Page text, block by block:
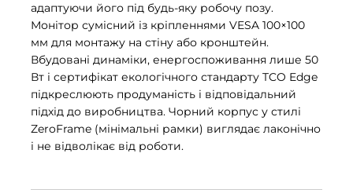
адаптуючи його під будь-яку робочу позу.
Монітор сумісний із кріпленнями VESA 100×100
мм для монтажу на стіну або кронштейн.
Вбудовані динаміки, енергоспоживання лише 50
Вт і сертифікат екологічного стандарту TCO Edge
підкреслюють продуманість і відповідальний
підхід до виробництва. Чорний корпус у стилі
ZeroFrame (мінімальні рамки) виглядає лаконічно
і не відволікає від роботи.